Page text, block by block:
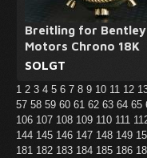
Breitling for Bentley
Motors Chrono 18K
SOLGT
1 2 3 4 5 6 7 8 9 10 11 12
57 58 59 60 61 62 63 64 65
106 107 108 109 110 111
144 145 146 147 148 149
181 182 183 184 185 186